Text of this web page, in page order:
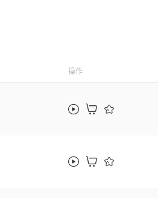
操作